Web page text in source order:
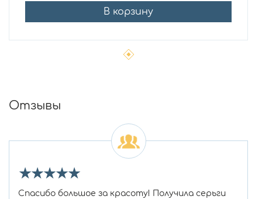
В корзину
Отзывы
★★★★★
Спасибо большое за красоту! Получила серьги